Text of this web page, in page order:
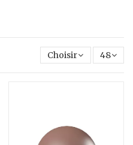
Choisir 48